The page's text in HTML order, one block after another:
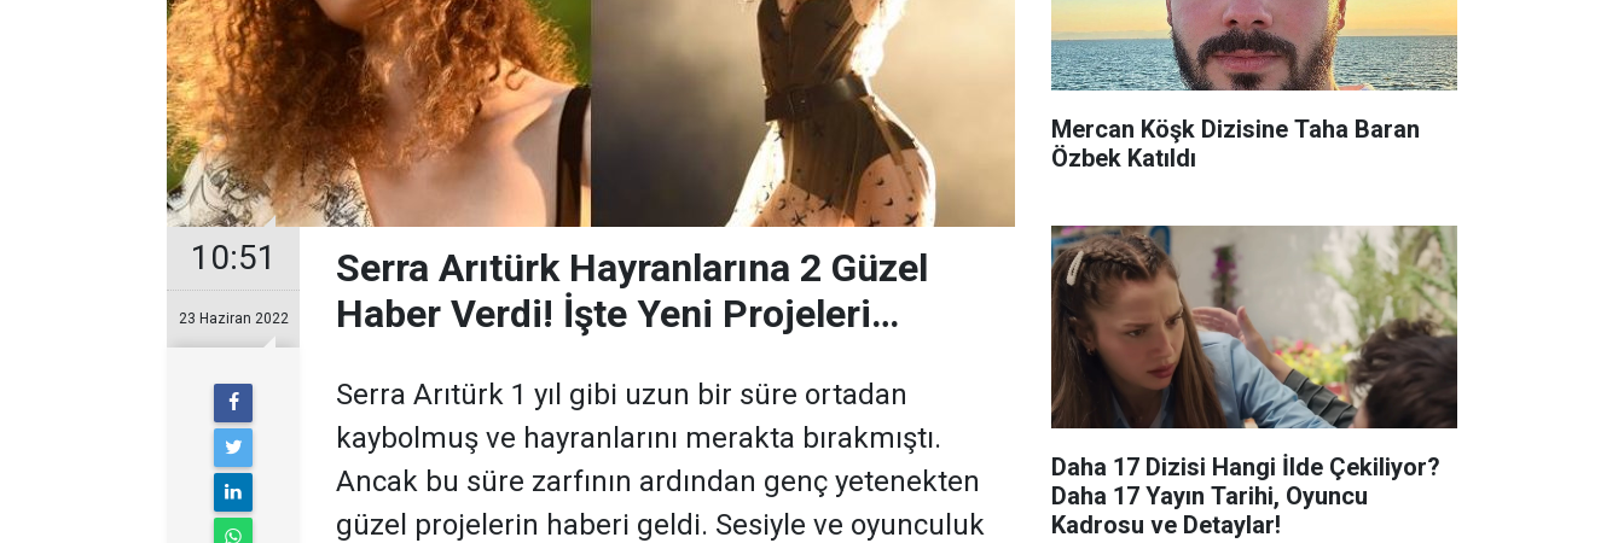
10:51
23 Haziran 2022
Serra Arıtürk Hayranlarına 2 Güzel
Haber Verdi! İşte Yeni Projeleri…
Serra Arıtürk 1 yıl gibi uzun bir süre ortadan
kaybolmuş ve hayranlarını merakta bırakmıştı.
Ancak bu süre zarfının ardından genç yetenekten
güzel projelerin haberi geldi. Sesiyle ve oyunculuk
Mercan Köşk Dizisine Taha Baran
Özbek Katıldı
Daha 17 Dizisi Hangi İlde Çekiliyor?
Daha 17 Yayın Tarihi, Oyuncu
Kadrosu ve Detaylar!